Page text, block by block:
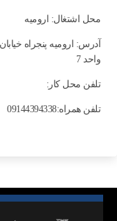
محل اشتغال: اروميه
واحد 7
تلفن محل کار:
تلفن همراه:09144394338